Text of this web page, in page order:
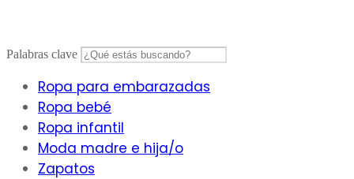
Palabras clave
Ropa para embarazadas
Ropa bebé
Ropa infantil
Moda madre e hija/o
Zapatos